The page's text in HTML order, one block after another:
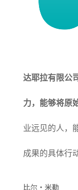
达耶拉有限公
力，能够将原
业远见的人，
成果的具体行
比尔·米勒